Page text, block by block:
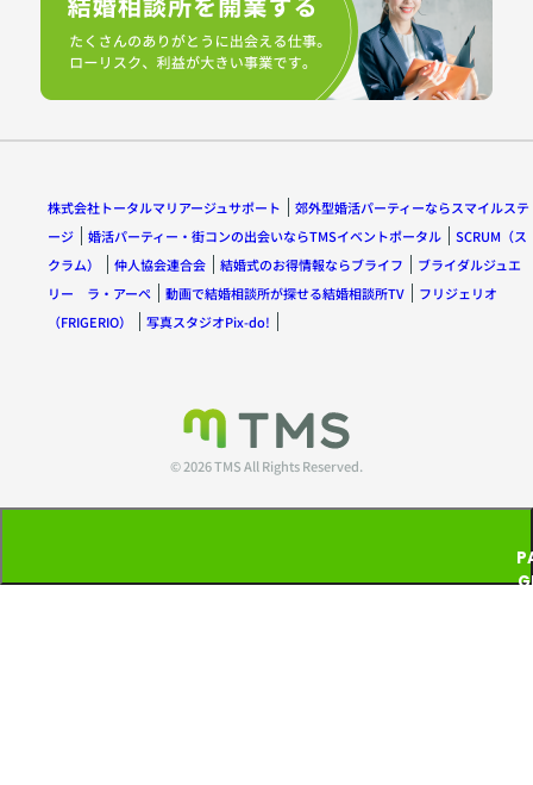
株式会社トータルマリアージュサポート
郊外型婚活パーティーならスマイルステ
ージ
婚活パーティー・街コンの出会いならTMSイベントポータル
SCRUM（ス
クラム）
仲人協会連合会 結婚式のお得情報ならブライフ
ブライダルジュエ
リー ラ・アーペ
動画で結婚相談所が探せる結婚相談所TV
フリジェリオ
（FRIGERIO）
写真スタジオPix-do!
© 2026 TMS All Rights Reserved.